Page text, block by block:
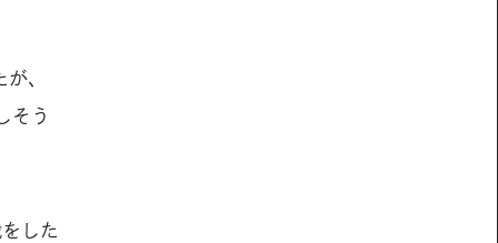
、
そう
した